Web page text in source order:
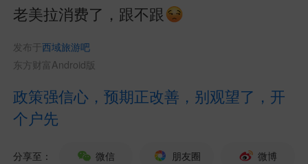
老美拉消费了，跟不跟
发布于西域旅游吧
东方财富Android版
政策强信心，预期正改善，别观望了，开
个户先
分享至： 微信 朋友圈 微博